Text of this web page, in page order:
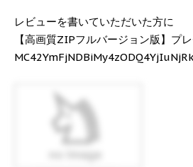
レビューを書いていただいた方に
【高画質ZIPフルバージョン版】プ